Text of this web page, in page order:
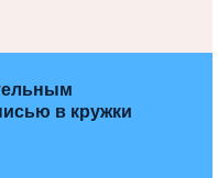
в кружки